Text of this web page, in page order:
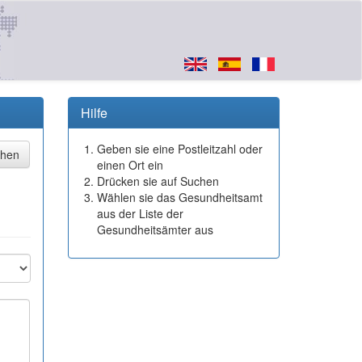
Hilfe
Geben sie eine Postleitzahl oder
einen Ort ein
Drücken sie auf Suchen
Wählen sie das Gesundheitsamt
aus der Liste der
Gesundheitsämter aus